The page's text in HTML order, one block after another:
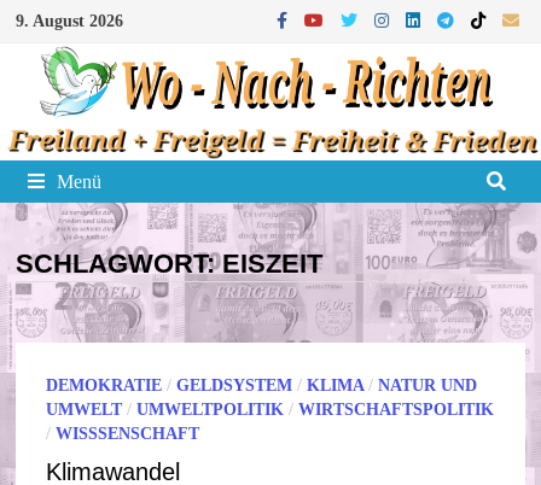
Zum
Inhalt
springen
9. August 2026
Menü
SCHLAGWORT:EISZEIT
DEMOKRATIE /GELDSYSTEM /KLIMA/NATUR UND
UMWELT/UMWELTPOLITIK /WIRTSCHAFTSPOLITIK
/WISSSENSCHAFT
Klimawandel